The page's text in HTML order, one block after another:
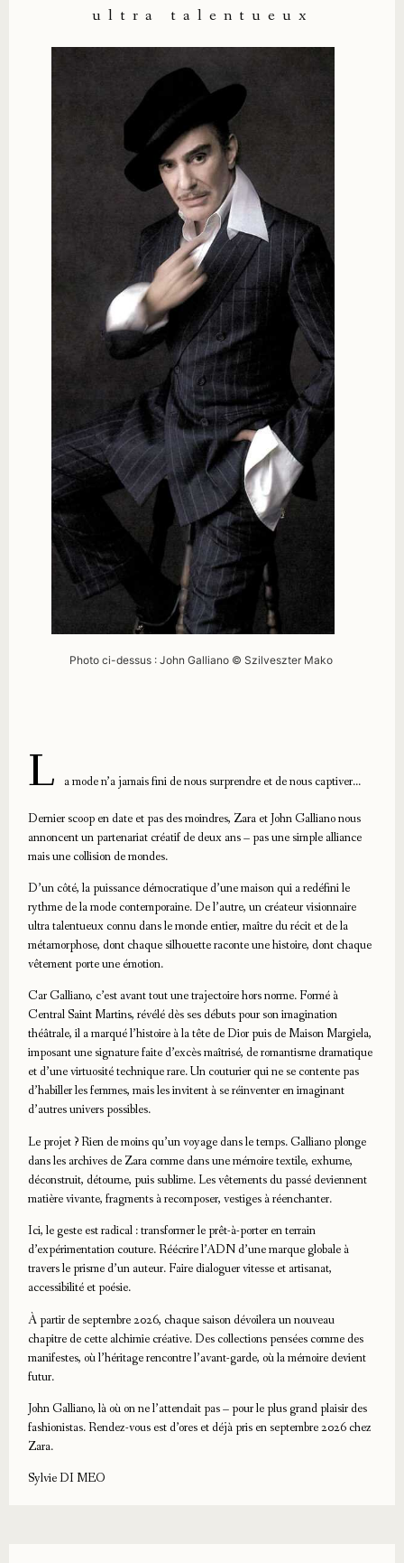
ultra talentueux
Photo ci-dessus : John Galliano © Szilveszter Mako
L a mode n’a jamais fini de nous surprendre et de nous captiver…
Dernier scoop en date et pas des moindres, Zara et John Galliano nous
annoncent un partenariat créatif de deux ans – pas une simple alliance
mais une collision de mondes.
D’un côté, la puissance démocratique d’une maison qui a redéfini le
rythme de la mode contemporaine. De l’autre, un créateur visionnaire
ultra talentueux connu dans le monde entier, maître du récit et de la
métamorphose, dont chaque silhouette raconte une histoire, dont chaque
vêtement porte une émotion.
Car Galliano, c’est avant tout une trajectoire hors norme. Formé à
Central Saint Martins, révélé dès ses débuts pour son imagination
théâtrale, il a marqué l’histoire à la tête de Dior puis de Maison Margiela,
imposant une signature faite d’excès maîtrisé, de romantisme dramatique
et d’une virtuosité technique rare. Un couturier qui ne se contente pas
d’habiller les femmes, mais les invitent à se réinventer en imaginant
d’autres univers possibles.
Le projet ? Rien de moins qu’un voyage dans le temps. Galliano plonge
dans les archives de Zara comme dans une mémoire textile, exhume,
déconstruit, détourne, puis sublime. Les vêtements du passé deviennent
matière vivante, fragments à recomposer, vestiges à réenchanter.
Ici, le geste est radical : transformer le prêt-à-porter en terrain
d’expérimentation couture. Réécrire l’ADN d’une marque globale à
travers le prisme d’un auteur. Faire dialoguer vitesse et artisanat,
accessibilité et poésie.
À partir de septembre 2026, chaque saison dévoilera un nouveau
chapitre de cette alchimie créative. Des collections pensées comme des
manifestes, où l’héritage rencontre l’avant-garde, où la mémoire devient
futur.
John Galliano, là où on ne l’attendait pas – pour le plus grand plaisir des
fashionistas. Rendez-vous est d’ores et déjà pris en septembre 2026 chez
Zara.
Sylvie DI MEO